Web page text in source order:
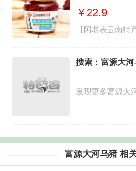
￥22.9
【阿老表云南特
搜索：富源大河
发现更多富源大
富源大河乌猪 相